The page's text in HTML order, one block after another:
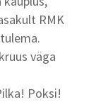
RMK
väga
Poksi!